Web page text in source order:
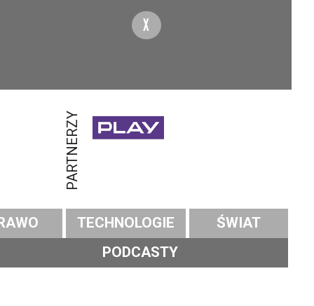
X
PARTNERZY
TECHNOLOGIE
ŚWIAT
PODCASTY